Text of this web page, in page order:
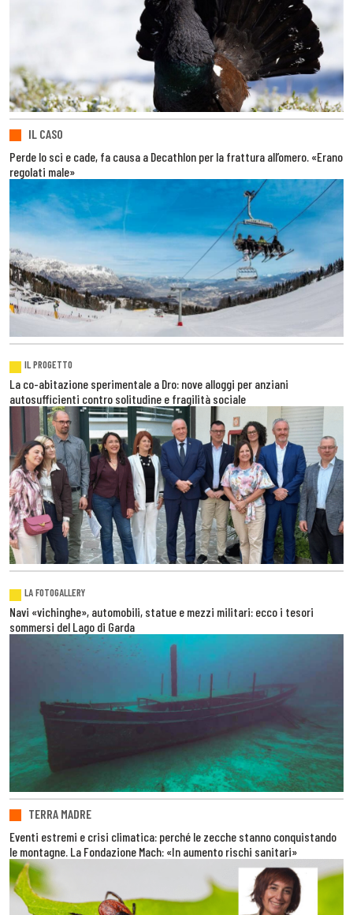
IL CASO
Perde lo sci e cade, fa causa a Decathlon per la frattura all’omero. «Erano
regolati male»
IL PROGETTO
La co-abitazione sperimentale a Dro: nove alloggi per anziani
autosufficienti contro solitudine e fragilità sociale
LA FOTOGALLERY
Navi «vichinghe», automobili, statue e mezzi militari: ecco i tesori
sommersi del Lago di Garda
TERRA MADRE
Eventi estremi e crisi climatica: perché le zecche stanno conquistando
le montagne. La Fondazione Mach: «In aumento rischi sanitari»